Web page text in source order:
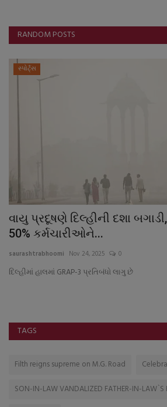
RANDOM POSTS
સ્પોર્ટ્સ
વાયુ પ્રદૂષણે દિલ્હીની દશા
50% કર્મચારીઓને...
saurashtrabhoomi Nov 24, 2025 0
દિલ્હીમાં હાલમાં GRAP-3 પ્રતિબંધો લાગુ છે
TAGS
Filth reigns supreme on M.G. Road
SON-IN-LAW VANDALIZED FATHER-IN-LAW`S